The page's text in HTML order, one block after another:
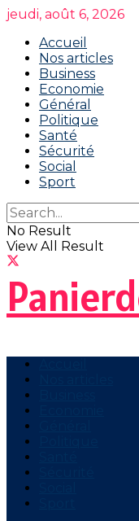
jeudi, août 6, 2026
Accueil
Nos articles
Business
Economie
Général
Politique
Santé
Sécurité
Social
Sport
No Result
View All Result